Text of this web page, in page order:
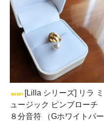
[Lilla シリーズ] リラ ミ
ュージック ピンブローチ
８分音符 （Gホワイトパー